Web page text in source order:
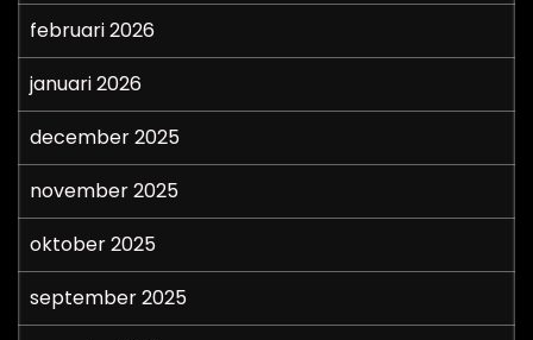
februari 2026
januari 2026
december 2025
november 2025
oktober 2025
september 2025